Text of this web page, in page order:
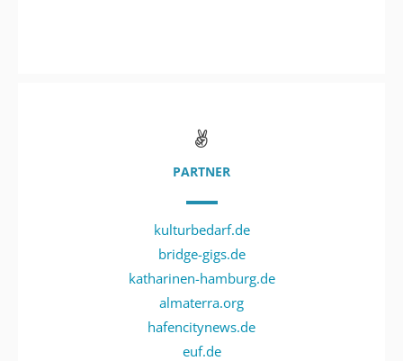
PARTNER
kulturbedarf.de
bridge-gigs.de
katharinen-hamburg.de
almaterra.org
hafencitynews.de
euf.de